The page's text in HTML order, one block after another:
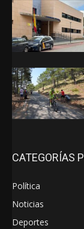
CATEGORÍAS
Política
Noticias
Deportes